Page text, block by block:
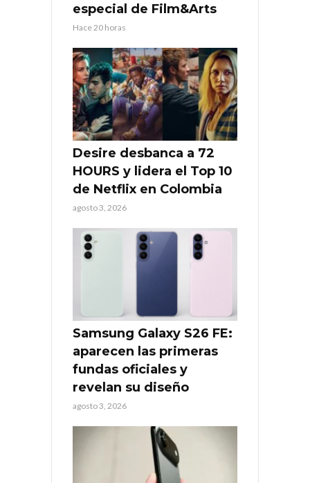
especial de Film&Arts
Hace 20 horas
Desire desbanca a 72
HOURS y lidera el Top 10
de Netflix en Colombia
agosto 3, 2026
Samsung Galaxy S26 FE:
aparecen las primeras
fundas oficiales y
revelan su diseño
agosto 3, 2026